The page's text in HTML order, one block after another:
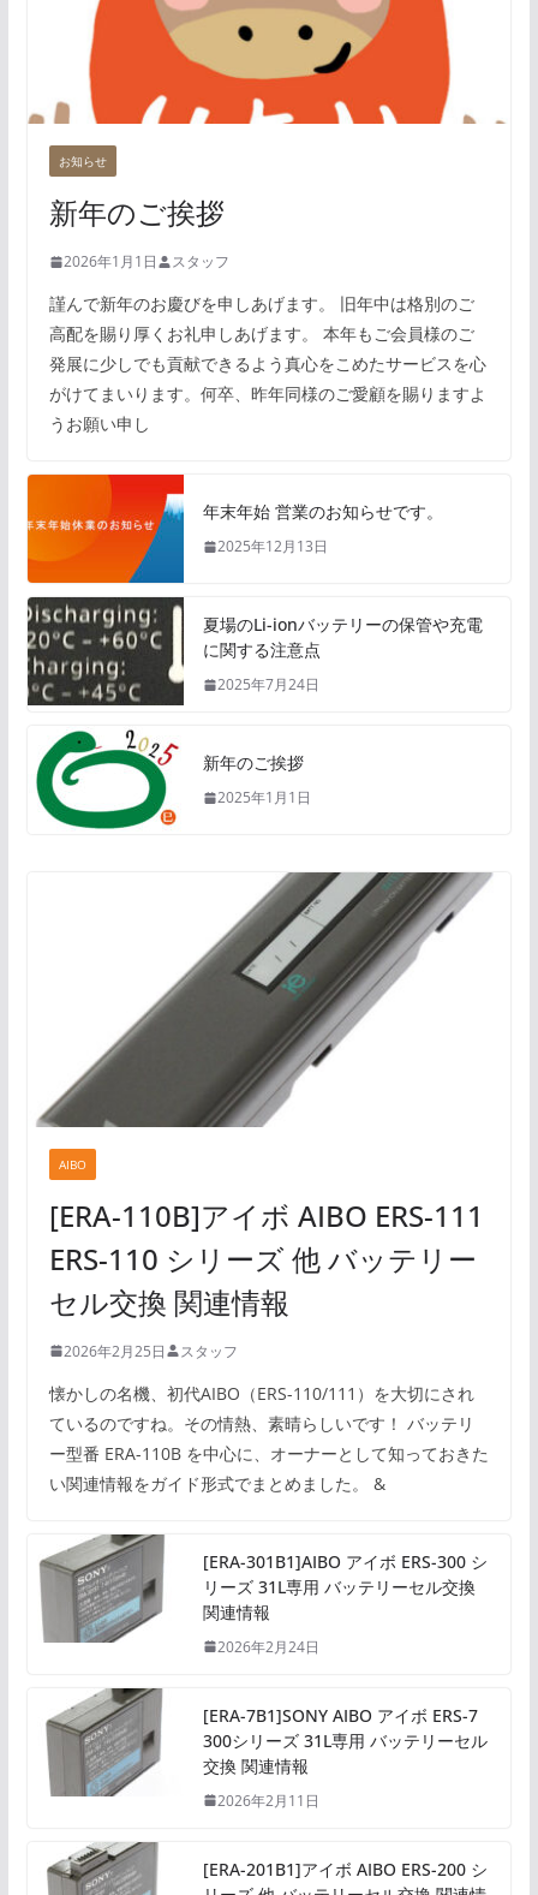
お知らせ
新年のご挨拶
2026年1月1日 スタッフ
謹んで新年のお慶びを申しあげます。 旧年中は格別のご
高配を賜り厚くお礼申しあげます。 本年もご会員様のご
発展に少しでも貢献できるよう真心をこめたサービスを心
がけてまいります。何卒、昨年同様のご愛顧を賜りますよ
うお願い申し
年末年始 営業のお知らせです。
2025年12月13日
夏場のLi-ionバッテリーの保管や充電
に関する注意点
2025年7月24日
新年のご挨拶
2025年1月1日
AIBO
[ERA-110B]アイボ AIBO ERS-111
ERS-110 シリーズ 他 バッテリー
セル交換 関連情報
2026年2月25日 スタッフ
懐かしの名機、初代AIBO（ERS-110/111）を大切にされ
ているのですね。その情熱、素晴らしいです！ バッテリ
ー型番 ERA-110B を中心に、オーナーとして知っておきた
い関連情報をガイド形式でまとめました。 &
[ERA-301B1]AIBO アイボ ERS-300 シ
リーズ 31L専用 バッテリーセル交換
関連情報
2026年2月24日
[ERA-7B1]SONY AIBO アイボ ERS-7
300シリーズ 31L専用 バッテリーセル
交換 関連情報
2026年2月11日
[ERA-201B1]アイボ AIBO ERS-200 シ